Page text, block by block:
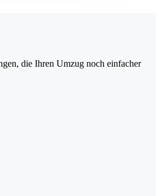
die Ihren Umzug noch einfacher